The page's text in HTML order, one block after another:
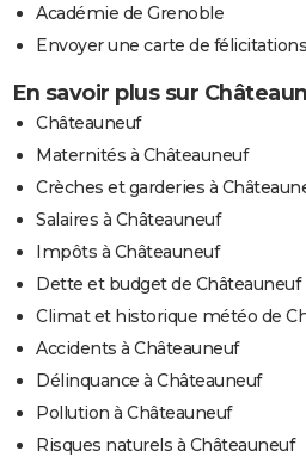
Académie de Grenoble
Envoyer une carte de félicitations
En savoir plus sur
Châteauneuf
Maternités à Châteauneuf
Crèches et garderies à
Salaires à Châteauneuf
Impôts à Châteauneuf
Dette et budget de Châteauneuf
Climat et historique météo de
Accidents à Châteauneuf
Délinquance à Châteauneuf
Pollution à Châteauneuf
Risques naturels à Châteauneuf